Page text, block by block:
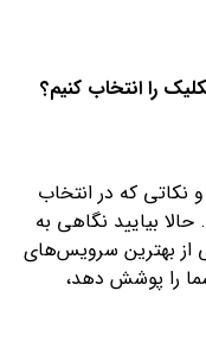
را انتخاب کنیم؟
نکاتی که در انتخاب
بیایید نگاهی به
از بهترین سرویس‌های
را پوشش دهد،